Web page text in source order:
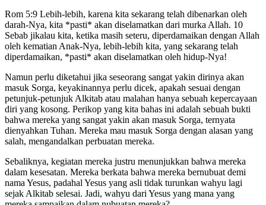
Rom 5:9 Lebih-lebih, karena kita sekarang telah dibenarkan oleh
darah-Nya, kita *pasti* akan diselamatkan dari murka Allah. 10
Sebab jikalau kita, ketika masih seteru, diperdamaikan dengan Allah
oleh kematian Anak-Nya, lebih-lebih kita, yang sekarang telah
diperdamaikan, *pasti* akan diselamatkan oleh hidup-Nya!
Namun perlu diketahui jika seseorang sangat yakin dirinya akan
masuk Sorga, keyakinannya perlu dicek, apakah sesuai dengan
petunjuk-petunjuk Alkitab atau malahan hanya sebuah kepercayaan
diri yang kosong. Perikop yang kita bahas ini adalah sebuah bukti
bahwa mereka yang sangat yakin akan masuk Sorga, ternyata
dienyahkan Tuhan. Mereka mau masuk Sorga dengan alasan yang
salah, mengandalkan perbuatan mereka.
Sebaliknya, kegiatan mereka justru menunjukkan bahwa mereka
dalam kesesatan. Mereka berkata bahwa mereka bernubuat demi
nama Yesus, padahal Yesus yang asli tidak turunkan wahyu lagi
sejak Alkitab selesai. Jadi, wahyu dari Yesus yang mana yang